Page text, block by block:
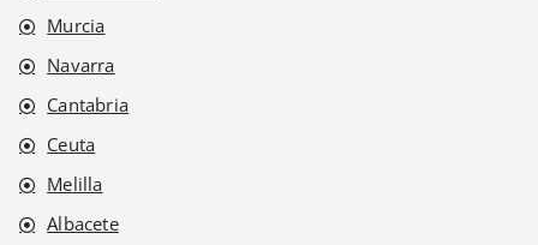
Murcia
Navarra
Cantabria
Ceuta
Melilla
Albacete